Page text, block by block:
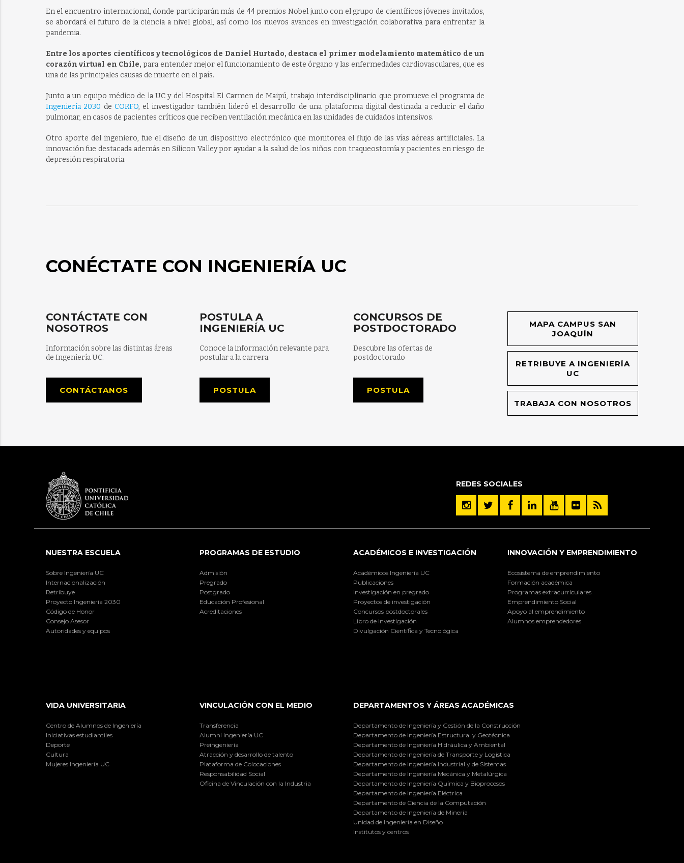
En el encuentro internacional, donde participarán más de 44 premios Nobel junto con el grupo de científicos jóvenes invitados,
se abordará el futuro de la ciencia a nivel global, así como los nuevos avances en investigación colaborativa para enfrentar la
pandemia.
Entre los aportes científicos y tecnológicos de Daniel Hurtado, destaca el primer modelamiento matemático de un
corazón virtual en Chile, para entender mejor el funcionamiento de este órgano y las enfermedades cardiovasculares, que es
una de las principales causas de muerte en el país.
Junto a un equipo médico de la UC y del Hospital El Carmen de Maipú, trabajo interdisciplinario que promueve el programa de
Ingeniería 2030 de CORFO, el investigador también lideró el desarrollo de una plataforma digital destinada a reducir el daño
pulmonar, en casos de pacientes críticos que reciben ventilación mecánica en las unidades de cuidados intensivos.
Otro aporte del ingeniero, fue el diseño de un dispositivo electrónico que monitorea el flujo de las vías aéreas artificiales. La
innovación fue destacada además en Silicon Valley por ayudar a la salud de los niños con traqueostomía y pacientes en riesgo de
depresión respiratoria.
CONÉCTATE CON INGENIERÍA UC
CONTÁCTATE CON
NOSOTROS
Información sobre las distintas áreas
de Ingeniería UC.
CONTÁCTANOS
POSTULA A
INGENIERÍA UC
Conoce la información relevante para
postular a la carrera.
POSTULA
CONCURSOS DE
POSTDOCTORADO
Descubre las ofertas de
postdoctorado
POSTULA
MAPA CAMPUS SAN
JOAQUÍN
RETRIBUYE A INGENIERÍA
UC
TRABAJA CON NOSOTROS
REDES SOCIALES
NUESTRA ESCUELA
Sobre Ingeniería UC
Internacionalización
Retribuye
Proyecto Ingeniería 2030
Código de Honor
Consejo Asesor
Autoridades y equipos
PROGRAMAS DE ESTUDIO
Admisión
Pregrado
Postgrado
Educación Profesional
Acreditaciones
ACADÉMICOS E INVESTIGACIÓN
Académicos Ingeniería UC
Publicaciones
Investigación en pregrado
Proyectos de investigación
Concursos postdoctorales
Libro de Investigación
Divulgación Científica y Tecnológica
INNOVACIÓN Y EMPRENDIMIENTO
Ecosistema de emprendimiento
Formación académica
Programas extracurriculares
Emprendimiento Social
Apoyo al emprendimiento
Alumnos emprendedores
VIDA UNIVERSITARIA
Centro de Alumnos de Ingeniería
Iniciativas estudiantiles
Deporte
Cultura
Mujeres Ingeniería UC
VINCULACIÓN CON EL MEDIO
Transferencia
Alumni Ingeniería UC
Preingeniería
Atracción y desarrollo de talento
Plataforma de Colocaciones
Responsabilidad Social
Oficina de Vinculación con la Industria
DEPARTAMENTOS Y ÁREAS ACADÉMICAS
Departamento de Ingeniería y Gestión de la Construcción
Departamento de Ingeniería Estructural y Geotécnica
Departamento de Ingeniería Hidráulica y Ambiental
Departamento de Ingeniería de Transporte y Logística
Departamento de Ingeniería Industrial y de Sistemas
Departamento de Ingeniería Mecánica y Metalúrgica
Departamento de Ingeniería Química y Bioprocesos
Departamento de Ingeniería Eléctrica
Departamento de Ciencia de la Computación
Departamento de Ingeniería de Minería
Unidad de Ingeniería en Diseño
Institutos y centros